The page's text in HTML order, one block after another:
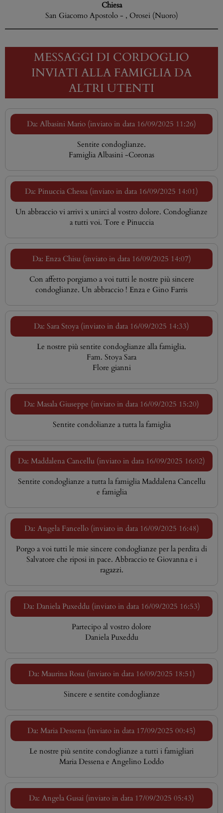
Chiesa
San Giacomo Apostolo - , Orosei (Nuoro)
MESSAGGI DI CORDOGLIO
INVIATI ALLA FAMIGLIA DA
ALTRI UTENTI
Da: Albasini Mario (inviato in data 16/09/2025 11:26)
Sentite condoglianze.
Famiglia Albasini -Coronas
Da: Pinuccia Chessa (inviato in data 16/09/2025 14:01)
Un abbraccio vi arrivi x unirci al vostro dolore. Condoglianze
a tutti voi. Tore e Pinuccia
Da: Enza Chisu (inviato in data 16/09/2025 14:07)
Con affetto porgiamo a voi tutti le nostre più sincere
condoglianze. Un abbraccio ! Enza e Gino Farris
Da: Sara Stoya (inviato in data 16/09/2025 14:33)
Le nostre più sentite condoglianze alla famiglia.
Fam. Stoya Sara
Flore gianni
Da: Masala Giuseppe (inviato in data 16/09/2025 15:20)
Sentite condolianze a tutta la famiglia
Da: Maddalena Cancellu (inviato in data 16/09/2025 16:02)
Sentite condoglianze a tutta la famiglia Maddalena Cancellu
e famiglia
Da: Angela Fancello (inviato in data 16/09/2025 16:48)
Porgo a voi tutti le mie sincere condoglianze per la perdita di
Salvatore che riposi in pace. Abbraccio te Giovanna e i
ragazzi.
Da: Daniela Puxeddu (inviato in data 16/09/2025 16:53)
Partecipo al vostro dolore
Daniela Puxeddu
Da: Maurina Rosu (inviato in data 16/09/2025 18:51)
Sincere e sentite condoglianze
Da: Maria Dessena (inviato in data 17/09/2025 00:45)
Le nostre più sentite condoglianze a tutti i famigliari
Maria Dessena e Angelino Loddo
Da: Angela Gusai (inviato in data 17/09/2025 05:43)